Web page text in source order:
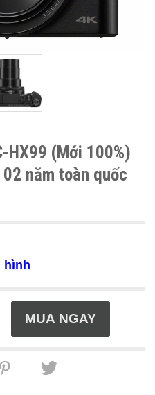
HX99 (Mới 100%)
năm toàn quốc
hình